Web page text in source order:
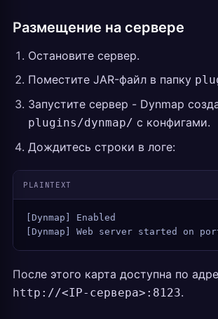
Размещение на сервере
Остановите сервер.
Поместите JAR-файл в папку
Запустите сервер - Dynmap
plugins/dynmap/ с конфигами.
Дождитесь строки в логе:
PLAINTEXT
[Dynmap] Enabled
[Dynmap] Web server started on
После этого карта доступна по
http://<IP-сервера>:8123.